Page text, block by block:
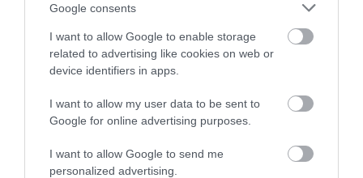
Google consents
I want to allow Google to enable storage
related to advertising like cookies on web or
device identifiers in apps.
I want to allow my user data to be sent to
Google for online advertising purposes.
I want to allow Google to send me
personalized advertising.